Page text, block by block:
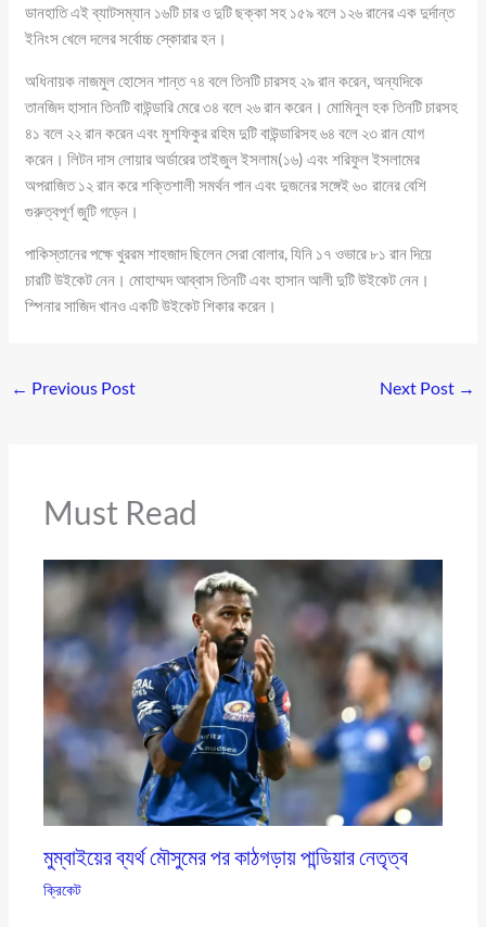
ডানহাতি এই ব্যাটসম্যান ১৬টি চার ও দুটি ছক্কা সহ ১৫৯ বলে ১২৬ রানের এক দুর্দান্ত
ইনিংস খেলে দলের সর্বোচ্চ স্কোরার হন।
অধিনায়ক নাজমুল হোসেন শান্ত ৭৪ বলে তিনটি চারসহ ২৯ রান করেন, অন্যদিকে
তানজিদ হাসান তিনটি বাউন্ডারি মেরে ৩৪ বলে ২৬ রান করেন। মোমিনুল হক তিনটি চারসহ
৪১ বলে ২২ রান করেন এবং মুশফিকুর রহিম দুটি বাউন্ডারিসহ ৬৪ বলে ২৩ রান যোগ
করেন। লিটন দাস লোয়ার অর্ডারের তাইজুল ইসলাম(১৬) এবং শরিফুল ইসলামের
অপরাজিত ১২ রান করে শক্তিশালী সমর্থন পান এবং দুজনের সঙ্গেই ৬০ রানের বেশি
গুরুত্বপূর্ণ জুটি গড়েন।
পাকিস্তানের পক্ষে খুররম শাহজাদ ছিলেন সেরা বোলার, যিনি ১৭ ওভারে ৮১ রান দিয়ে
চারটি উইকেট নেন। মোহাম্মদ আব্বাস তিনটি এবং হাসান আলী দুটি উইকেট নেন।
স্পিনার সাজিদ খানও একটি উইকেট শিকার করেন।
← Previous Post Next Post →
Must Read
মুম্বাইয়ের ব্যর্থ মৌসুমের পর কাঠগড়ায় পান্ডিয়ার নেতৃত্ব
ক্রিকেট